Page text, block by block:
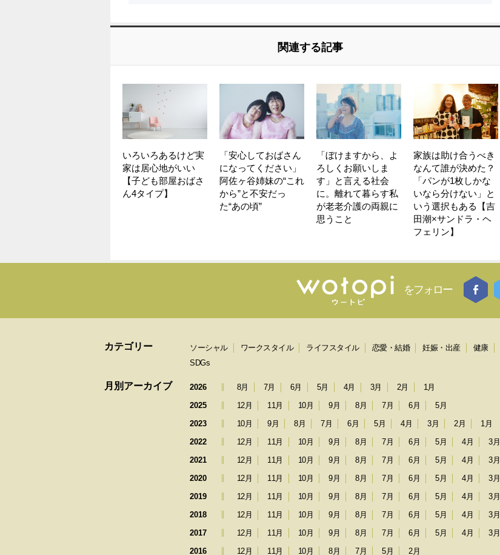
関連する記事
いろいろあるけど実
家は居心地がいい
【子ども部屋おばさ
ん4タイプ】
「安心しておばさん
になってください」
阿佐ヶ谷姉妹の“これ
から”と不安だっ
た“あの頃”
「ぼけますから、よ
ろしくお願いしま
す」と言える社会
に。離れて暮らす私
が老老介護の両親に
思うこと
家族は助け合うべき
なんて誰が決めた？
「パンが1枚しかな
いなら分けない」と
いう選択もある【吉
田潮×サンドラ・ヘ
フェリン】
をフォロー
カテゴリー ソーシャル ワークスタイル ライフスタイル 恋愛・結婚 妊娠・出産 健康
SDGs
月別アーカイブ 2026 8月 7月 6月 5月 4月 3月 2月
1月
2025
12月 11月 10月 9月 8月 7月 6月
5月
2023
10月 9月 8月 7月 6月 5月 4月 3月 2月
1月
2022
12月 11月 10月 9月 8月 7月 6月 5月 4月 3月
2021
12月 11月 10月 9月 8月 7月 6月 5月 4月 3月
2020
12月 11月 10月 9月 8月 7月 6月 5月 4月 3月
2019
12月 11月 10月 9月 8月 7月 6月 5月 4月 3月
2018
12月 11月 10月 9月 8月 7月 6月 5月 4月 3月
2017
12月 11月 10月 9月 8月 7月 6月 5月 4月 3月
2016
12月 11月 10月 8月 7月 5月 2月